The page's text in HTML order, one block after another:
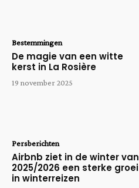
Bestemmingen
De magie van een witte
kerst in La Rosière
19 november 2025
Persberichten
Airbnb ziet in de winter van
2025/2026 een sterke groei
in winterreizen